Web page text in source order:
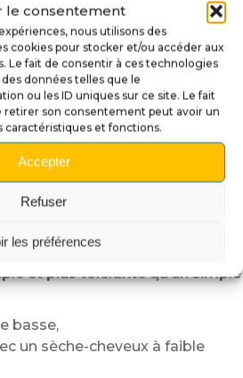
le consentement
nous utilisons des
cookies pour stocker et/ou accéder aux
Le fait de consentir à ces technologies
données telles que le
ou les ID uniques sur ce site. Le fait
retirer son consentement peut avoir un
et fonctions.
Accepter
Refuser
les préférences
et propre
recommandons de nettoyer
traces grasses ou résidus.
une meilleure adhérence
autocollant,
sec avant collage afin de vérifier
rigide du matériau,
et plus tolérante qu’un simple
basse,
un sèche-cheveux à faible